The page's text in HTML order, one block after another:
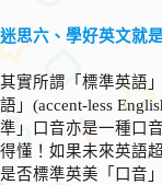
迷思六、學好英文就
其實所謂「標準英語
語」(accent-less
準」口音亦是一種口
得懂！如果未來英語
是否標準英美「口音